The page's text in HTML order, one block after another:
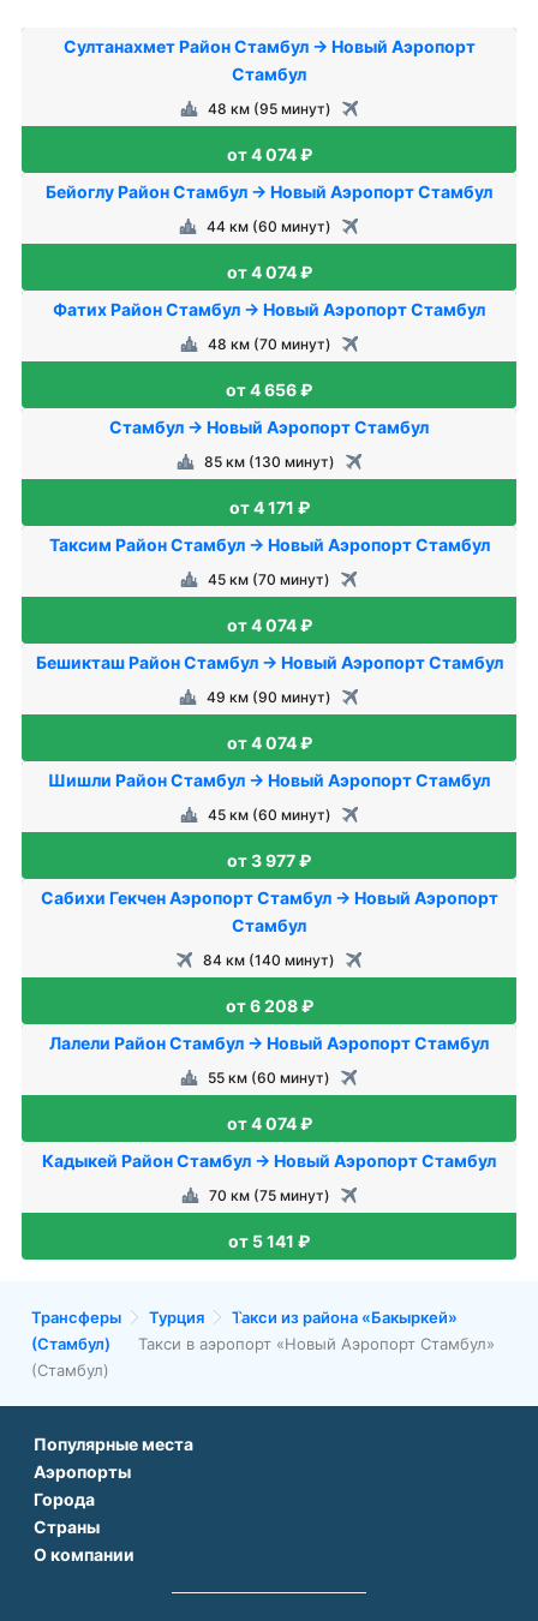
Султанахмет Район Стамбул → Новый Аэропорт
Стамбул
48 км (95 минут)
от 4 074 ₽
Бейоглу Район Стамбул → Новый Аэропорт Стамбул
44 км (60 минут)
от 4 074 ₽
Фатих Район Стамбул → Новый Аэропорт Стамбул
48 км (70 минут)
от 4 656 ₽
Стамбул → Новый Аэропорт Стамбул
85 км (130 минут)
от 4 171 ₽
Таксим Район Стамбул → Новый Аэропорт Стамбул
45 км (70 минут)
от 4 074 ₽
Бешикташ Район Стамбул → Новый Аэропорт Стамбул
49 км (90 минут)
от 4 074 ₽
Шишли Район Стамбул → Новый Аэропорт Стамбул
45 км (60 минут)
от 3 977 ₽
Сабихи Гекчен Аэропорт Стамбул → Новый Аэропорт
Стамбул
84 км (140 минут)
от 6 208 ₽
Лалели Район Стамбул → Новый Аэропорт Стамбул
55 км (60 минут)
от 4 074 ₽
Кадыкей Район Стамбул → Новый Аэропорт Стамбул
70 км (75 минут)
от 5 141 ₽
Трансферы Турция
Такси из района «Бакыркей»
(Стамбул)
Такси в аэропорт «Новый Аэропорт Стамбул»
(Стамбул)
Популярные места
Аэропорт Подгорицы
Аэропорт Белграда
Аэропорт Дубая
Аэропорты
Аэропорт Антальи
Аэропорт Тбилиси
Города
Трансфер в Париже
Трансфер в Дубае
Трансфер в Риме
Страны
Трансфер во Франции
Трансфер в Турции
О компании